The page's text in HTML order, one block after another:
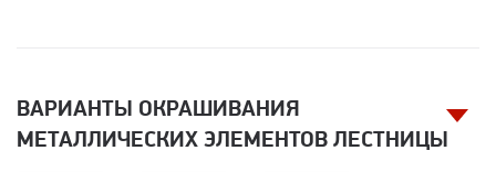
ВАРИАНТЫ ОКРАШИВАНИЯ
МЕТАЛЛИЧЕСКИХ ЭЛЕМЕНТОВ ЛЕСТНИЦЫ